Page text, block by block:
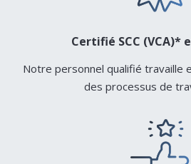
Certifié SCC (VCA)*
Notre personnel qualifié travaille
des processus de